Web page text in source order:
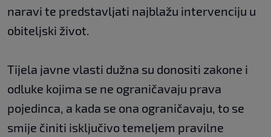
naravi te predstavljati najblažu intervenciju u
obiteljski život.
Tijela javne vlasti dužna su donositi zakone i
odluke kojima se ne ograničavaju prava
pojedinca, a kada se ona ograničavaju, to se
smije činiti isključivo temeljem pravilne